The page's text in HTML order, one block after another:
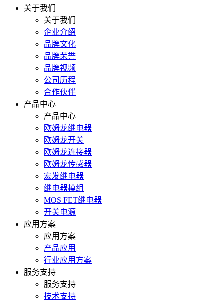
关于我们
关于我们
企业介绍
品牌文化
品牌荣誉
品牌视频
公司历程
合作伙伴
产品中心
产品中心
欧姆龙继电器
欧姆龙开关
欧姆龙连接器
欧姆龙传感器
宏发继电器
继电器模组
MOS FET继电器
开关电源
应用方案
应用方案
产品应用
行业应用方案
服务支持
服务支持
技术支持